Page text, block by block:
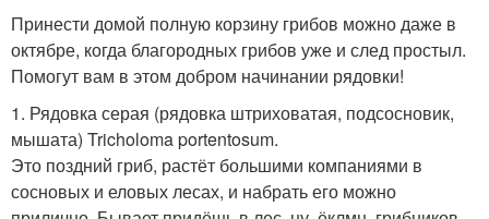
Принести домой полную корзину грибов можно даже в
октябре, когда благородных грибов уже и след простыл.
Помогут вам в этом добром начинании рядовки!
1. Рядовка серая (рядовка штриховатая, подсосновик,
мышата) Tricholoma portentosum.
Это поздний гриб, растёт большими компаниями в
сосновых и еловых лесах, и набрать его можно